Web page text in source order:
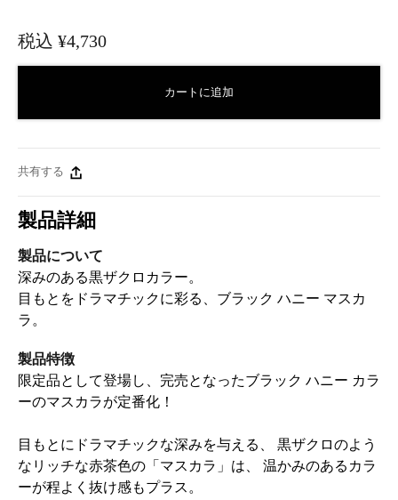
カートに追加
税込 ¥4,730
共有する
製品詳細
製品について
深みのある黒ザクロカラー。
目もとをドラマチックに彩る、ブラック ハニー マスカ
ラ。
製品特徴
限定品として登場し、完売となったブラック ハニー カラ
ーのマスカラが定番化！
目もとにドラマチックな深みを与える、 黒ザクロのよう
なリッチな赤茶色の「マスカラ」は、 温かみのあるカラ
ーが程よく抜け感もプラス。